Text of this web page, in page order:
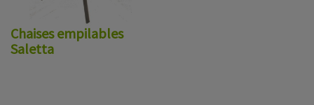
Chaises empilables
Saletta